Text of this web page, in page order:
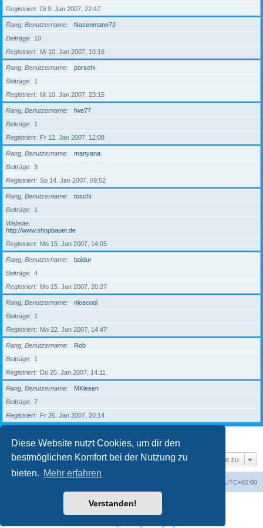
Diese Website nutzt Cookies, um dir den
bestmöglichen Komfort bei der Nutzung zu
bieten. Mehr erfahren
Verstanden!
Registriert
Di 9. Jan 2007, 22:47
Rang, Benutzername
Nasenmann72
Beiträge
10
Registriert
Mi 10. Jan 2007, 10:16
Rang, Benutzername
porschi
Beiträge
1
Registriert
Mi 10. Jan 2007, 23:15
Rang, Benutzername
fwe77
Beiträge
1
Registriert
Fr 12. Jan 2007, 12:08
Rang, Benutzername
manyana
Beiträge
3
Registriert
So 14. Jan 2007, 09:52
Rang, Benutzername
toschi
Beiträge
1
Website
http://www.shopbauer.de
Registriert
Mo 15. Jan 2007, 14:05
Rang, Benutzername
baldur
Beiträge
4
Registriert
Mo 15. Jan 2007, 20:27
Rang, Benutzername
nicecool
Beiträge
1
Registriert
Mo 22. Jan 2007, 14:47
Rang, Benutzername
Rob
Beiträge
1
Registriert
Do 25. Jan 2007, 14:11
Rang, Benutzername
MKlesen
Beiträge
7
Registriert
Fr 26. Jan 2007, 20:14
203 Mitglieder 1 2 3 4 5
Gehe zu
UTC+02:00
Powered byphpBB® Forum Software © phpBB Limited
phpBB.de